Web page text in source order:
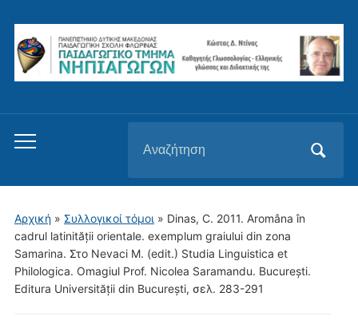
Εναλλαγή
μενού
για
κινητά
για:
Αρχική» Συλλογικοί τόμοι » Dinas, C. 2011. Aromâna în
cadrul latinității orientale. exemplum graiului din zona
Samarina. Στο Nevaci M. (edit.) Studia Linguistica et
Philologica. Omagiul Prof. Nicolea Saramandu. București.
Editura Universității din București, σελ. 283-291